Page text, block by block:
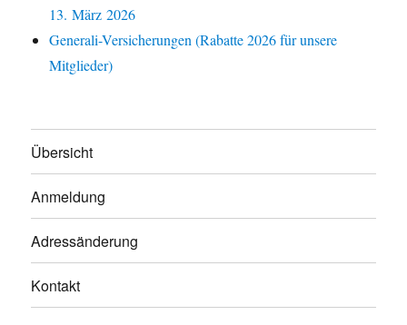
13. März 2026
Generali-Versicherungen (Rabatte 2026 für unsere
Mitglieder)
Übersicht
Anmeldung
Adressänderung
Kontakt